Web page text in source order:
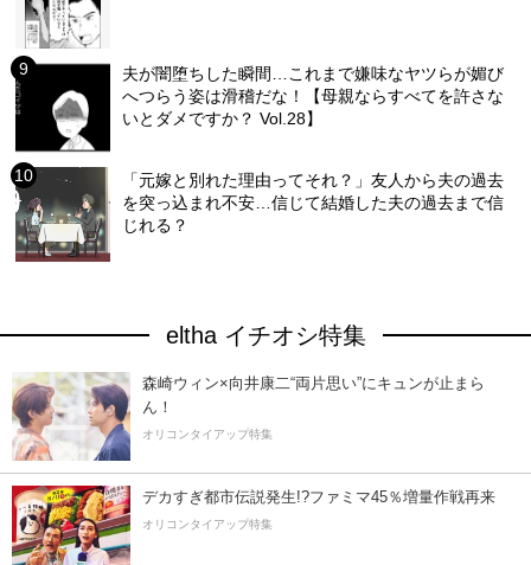
夫が闇堕ちした瞬間…これまで嫌味なヤツらが媚び
へつらう姿は滑稽だな！【母親ならすべてを許さな
いとダメですか？ Vol.28】
「元嫁と別れた理由ってそれ？」友人から夫の過去
を突っ込まれ不安…信じて結婚した夫の過去まで信
じれる？
eltha イチオシ特集
森崎ウィン×向井康二“両片思い”にキュンが止まら
ん！
オリコンタイアップ特集
デカすぎ都市伝説発生!?ファミマ45％増量作戦再来
オリコンタイアップ特集